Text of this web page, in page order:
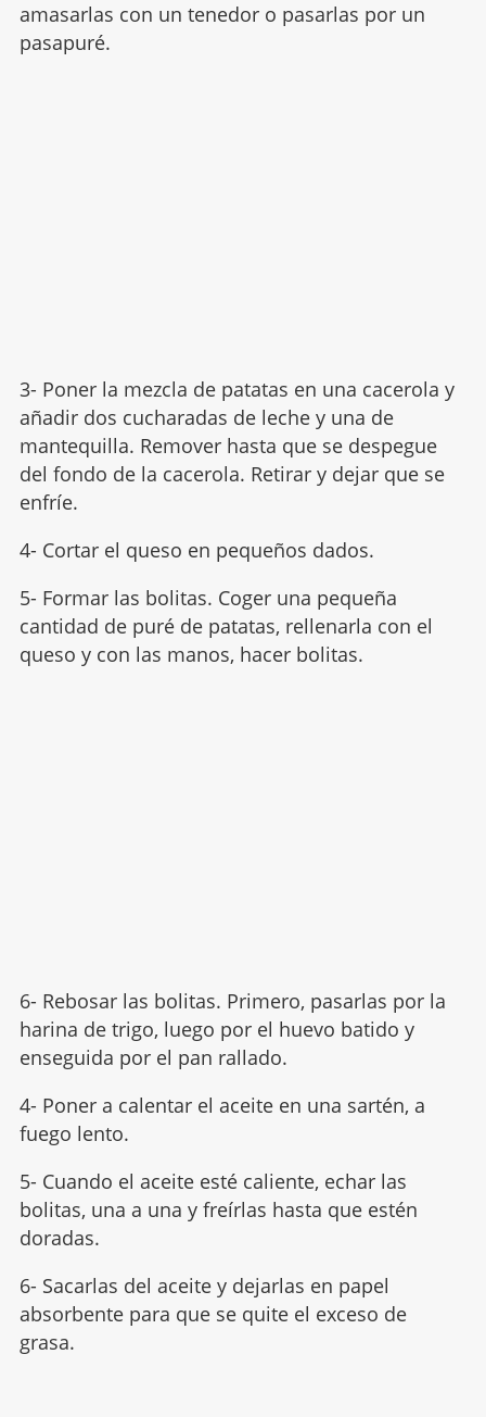
amasarlas con un tenedor o pasarlas por un
pasapuré.
3- Poner la mezcla de patatas en una cacerola y
añadir dos cucharadas de leche y una de
mantequilla. Remover hasta que se despegue
del fondo de la cacerola. Retirar y dejar que se
enfríe.
4- Cortar el queso en pequeños dados.
5- Formar las bolitas. Coger una pequeña
cantidad de puré de patatas, rellenarla con el
queso y con las manos, hacer bolitas.
6- Rebosar las bolitas. Primero, pasarlas por la
harina de trigo, luego por el huevo batido y
enseguida por el pan rallado.
4- Poner a calentar el aceite en una sartén, a
fuego lento.
5- Cuando el aceite esté caliente, echar las
bolitas, una a una y freírlas hasta que estén
doradas.
6- Sacarlas del aceite y dejarlas en papel
absorbente para que se quite el exceso de
grasa.